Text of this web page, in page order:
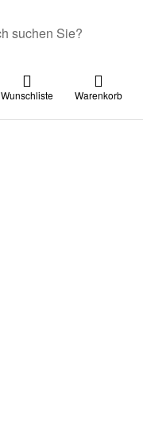
Wunschliste Warenkorb